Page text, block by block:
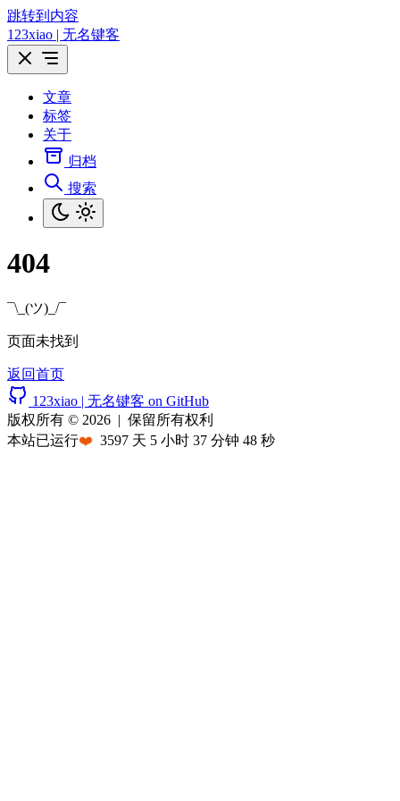
跳转到内容
123xiao | 无名键客
文章
标签
关于
归档
搜索
404
¯\_(ツ)_/¯
页面未找到
返回首页
123xiao | 无名键客 on GitHub
版权所有 © 2026 | 保留所有权利
本站已运行❤️ 3597 天 5 小时 37 分钟 48 秒